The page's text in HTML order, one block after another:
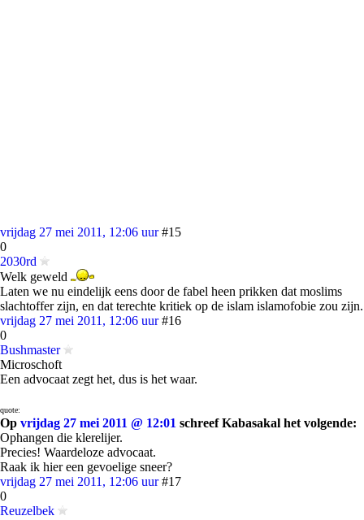
vrijdag 27 mei 2011, 12:06 uur #15
0
2030rd
Welk geweld
Laten we nu eindelijk eens door de fabel heen prikken dat moslims
slachtoffer zijn, en dat terechte kritiek op de islam islamofobie zou zijn.
vrijdag 27 mei 2011, 12:06 uur #16
0
Bushmaster
Microschoft
Een advocaat zegt het, dus is het waar.
quote:
Op vrijdag 27 mei 2011 @ 12:01 schreef Kabasakal het volgende:
Ophangen die klerelijer.
Precies! Waardeloze advocaat.
Raak ik hier een gevoelige sneer?
vrijdag 27 mei 2011, 12:06 uur #17
0
Reuzelbek